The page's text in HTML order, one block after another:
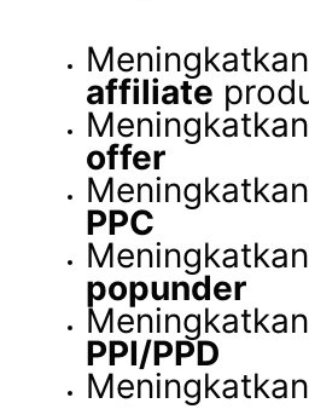
Meningkatkan
affiliate
Meningkatkan
offer
Meningkatkan
PPC
popunder
Meningkatkan
PPI/PPD
Meningkatkan